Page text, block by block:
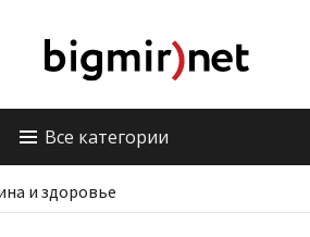
Все категории
и здоровье